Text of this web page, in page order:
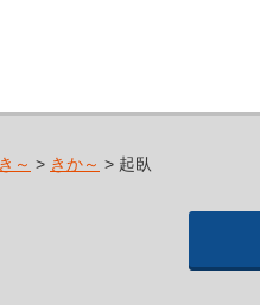
き～ > きか～ > 起臥